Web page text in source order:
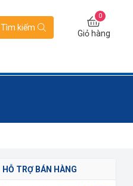
Tìm kiếm
0
Giỏ hàng
HỖ TRỢ BÁN HÀNG